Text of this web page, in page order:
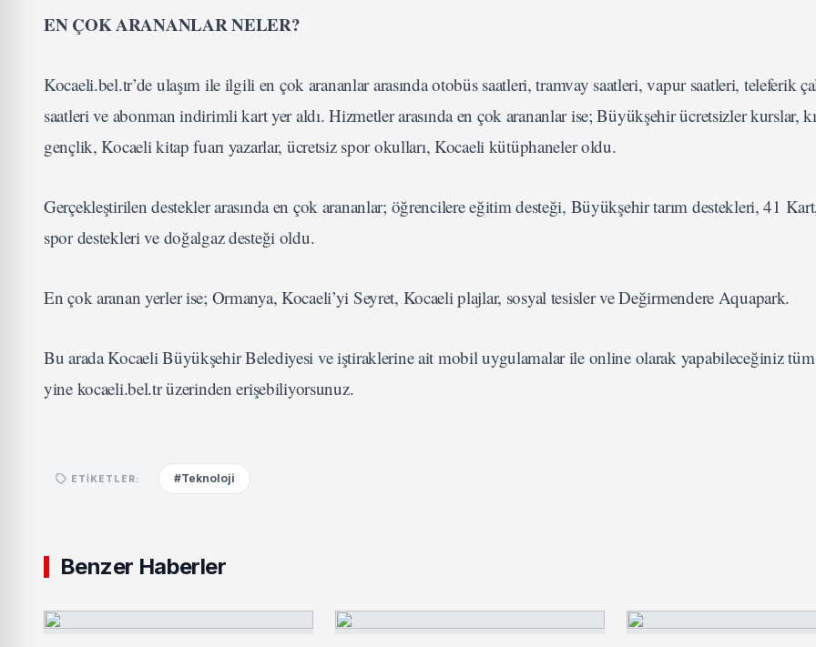
EN ÇOK ARANANLAR NELER?
Kocaeli.bel.tr’de ulaşım ile ilgili en çok arananlar arasında otobüs saatleri, tramvay saatleri, vapur saatleri, teleferik
saatleri ve abonman indirimli kart yer aldı. Hizmetler arasında en çok arananlar ise; Büyükşehir ücretsizler kurslar,
gençlik, Kocaeli kitap fuarı yazarlar, ücretsiz spor okulları, Kocaeli kütüphaneler oldu.
Gerçekleştirilen destekler arasında en çok arananlar; öğrencilere eğitim desteği, Büyükşehir tarım destekleri, 41
spor destekleri ve doğalgaz desteği oldu.
En çok aranan yerler ise; Ormanya, Kocaeli’yi Seyret, Kocaeli plajlar, sosyal tesisler ve Değirmendere Aquapark.
Bu arada Kocaeli Büyükşehir Belediyesi ve iştiraklerine ait mobil uygulamalar ile online olarak yapabileceğiniz
yine kocaeli.bel.tr üzerinden erişebiliyorsunuz.
ETIKETLER: #Teknoloji
Benzer Haberler